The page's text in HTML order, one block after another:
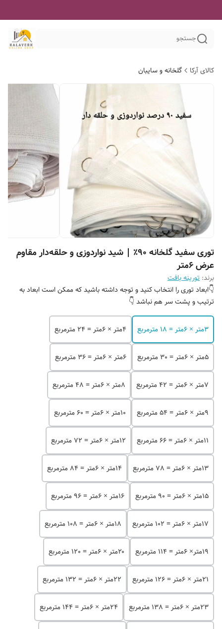
جستجو
کالای آرکا گلخانه و سایبان
توری سفید گلخانه 90٪ | شید نواردوزی و حلقه‌دار مقاوم
عرض 6متر
برند: تورینه بافت
👇ابعاد توری را انتخاب کنید و توجه داشته باشید که ممکن است ابعاد به
ترتیب و پشت سر هم نباشد 👇
۳متر × 6متر = 18 مترمربع ۴متر × 6متر = 24 مترمربع
۵متر × 6متر = 30 مترمربع ۶متر × 6متر = 36 مترمربع
۷متر × 6متر = 42 مترمربع ۸متر × 6متر = 48 مترمربع
۹متر × 6متر = 54 مترمربع ۱۰متر × 6متر = 60 مترمربع
۱۱متر × 6متر = 66 مترمربع ۱۲متر × 6متر = 72 مترمربع
۱۳متر × 6متر = 78 مترمربع ۱۴متر × 6متر = 84 مترمربع
۱۵متر × 6متر = 90 مترمربع ۱۶متر × 6متر = 96 مترمربع
۱۷متر × 6متر = 102 مترمربع ۱۸متر × 6متر = 108 مترمربع
۱۹متر× 6متر = 114 مترمربع ۲۰متر × 6متر = 120 مترمربع
۲۱متر × 6متر = 126 مترمربع ۲۲متر × 6متر = 132 مترمربع
۲۳متر × 6متر = 138 مترمربع ۲۴متر × 6متر = 144 مترمربع